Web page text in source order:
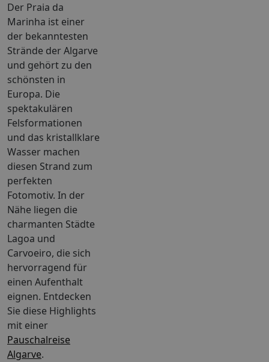
Der Praia da
Marinha ist einer
der bekanntesten
Strände der Algarve
und gehört zu den
schönsten in
Europa. Die
spektakulären
Felsformationen
und das kristallklare
Wasser machen
diesen Strand zum
perfekten
Fotomotiv. In der
Nähe liegen die
charmanten Städte
Lagoa und
Carvoeiro, die sich
hervorragend für
einen Aufenthalt
eignen. Entdecken
Sie diese Highlights
mit einer
Pauschalreise
Algarve.